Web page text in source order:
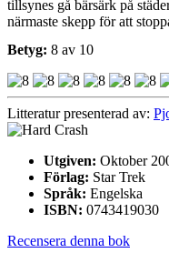
tillsynes gå bärsärk på
närmaste skepp för att
Betyg: 8 av 10
Litteratur presenterad av:
Utgiven: Oktober
Förlag: Star Trek
Språk: Engelska
ISBN: 0743419030
Recensera denna bok